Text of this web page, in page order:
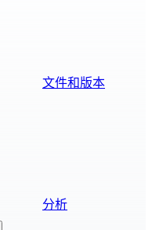
文件和版本
分析